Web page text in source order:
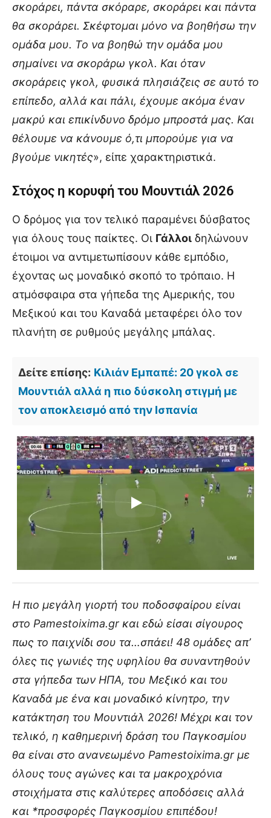
σκοράρει, πάντα σκόραρε, σκοράρει και πάντα
θα σκοράρει. Σκέφτομαι μόνο να βοηθήσω την
ομάδα μου. Το να βοηθώ την ομάδα μου
σημαίνει να σκοράρω γκολ. Και όταν
σκοράρεις γκολ, φυσικά πλησιάζεις σε αυτό το
επίπεδο, αλλά και πάλι, έχουμε ακόμα έναν
μακρύ και επικίνδυνο δρόμο μπροστά μας. Και
θέλουμε να κάνουμε ό,τι μπορούμε για να
βγούμε νικητές», είπε χαρακτηριστικά.
Στόχος η κορυφή του Mουντιάλ 2026
Ο δρόμος για τον τελικό παραμένει δύσβατος
για όλους τους παίκτες. Οι Γάλλοι δηλώνουν
έτοιμοι να αντιμετωπίσουν κάθε εμπόδιο,
έχοντας ως μοναδικό σκοπό το τρόπαιο. Η
ατμόσφαιρα στα γήπεδα της Αμερικής, του
Μεξικού και του Καναδά μεταφέρει όλο τον
πλανήτη σε ρυθμούς μεγάλης μπάλας.
Δείτε επίσης: Κιλιάν Εμπαπέ: 20 γκολ σε
Μουντιάλ αλλά η πιο δύσκολη στιγμή με
τον αποκλεισμό από την Ισπανία
Η πιο μεγάλη γιορτή του ποδοσφαίρου είναι
στο Pamestoixima.gr και εδώ είσαι σίγουρος
πως το παιχνίδι σου τα…σπάει! 48 ομάδες απ’
όλες τις γωνιές της υφηλίου θα συναντηθούν
στα γήπεδα των ΗΠΑ, του Μεξικό και του
Καναδά με ένα και μοναδικό κίνητρο, την
κατάκτηση του Μουντιάλ 2026! Μέχρι και τον
τελικό, η καθημερινή δράση του Παγκοσμίου
θα είναι στο ανανεωμένο Pamestoixima.gr με
όλους τους αγώνες και τα μακροχρόνια
στοιχήματα στις καλύτερες αποδόσεις αλλά
και *προσφορές Παγκοσμίου επιπέδου!